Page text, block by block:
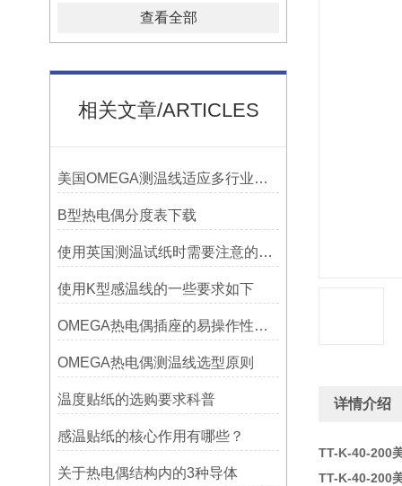
查看全部
相关文章/ARTICLES
美国OMEGA测温线适应多行业需求
B型热电偶分度表下载
使用英国测温试纸时需要注意的事项
使用K型感温线的一些要求如下
OMEGA热电偶插座的易操作性探讨
OMEGA热电偶测温线选型原则
温度贴纸的选购要求科普
感温贴纸的核心作用有哪些？
关于热电偶结构内的3种导体
详情介绍
TT-K-40-200
TT-K-40-200